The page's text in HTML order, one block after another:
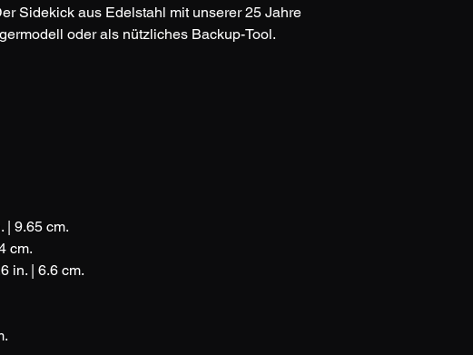
Sidekick aus Edelstahl mit unserer 25 Jahre
oder als nützliches Backup-Tool.
| 9.65 cm.
cm.
in. | 6.6 cm.